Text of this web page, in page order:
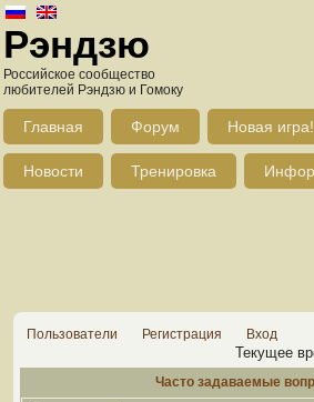
Рэндзю
Российское сообщество
любителей Рэндзю и Гомоку
Главная Форум Новая игра!
Новости Тренировка
Пользователи Регистрация Вход
Текущее
Часто задаваемые